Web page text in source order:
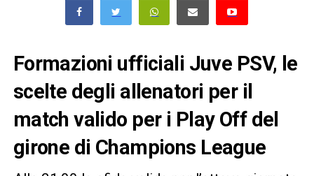
Formazioni ufficiali Juve PSV, le
scelte degli allenatori per il
match valido per i Play Off del
girone di Champions League